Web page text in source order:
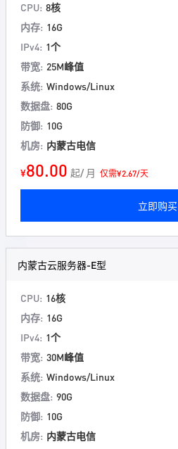
CPU: 8核
内存: 16G
IPv4: 1个
带宽: 25M峰值
系统: Windows/Linux
数据盘: 80G
防御: 10G
机房: 内蒙古电信
¥80.00 起/ 月 仅需¥2.67/天
立即购买
内蒙古云服务器-E型
CPU: 16核
内存: 16G
IPv4: 1个
带宽: 30M峰值
系统: Windows/Linux
数据盘: 90G
防御: 10G
机房: 内蒙古电信